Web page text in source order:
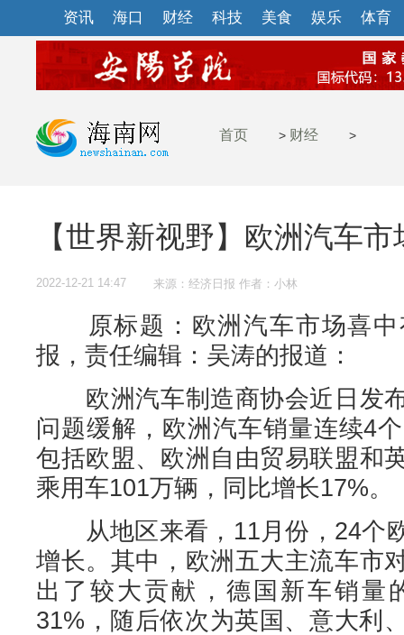
资讯 海口 财经 科技 美食 娱乐 体育
首页 > 财经 >
【世界新视野】欧洲汽车
2022-12-21 14:47 来源：经济日报 作者：小林
原标题：欧洲汽车市场喜中
报，责任编辑：吴涛的报道：
欧洲汽车制造商协会近日发
问题缓解，欧洲汽车销量连续4
包括欧盟、欧洲自由贸易联盟和
乘用车101万辆，同比增长17%。
从地区来看，11月份，24个
增长。其中，欧洲五大主流车市
出了较大贡献，德国新车销量
31%，随后依次为英国、意大利